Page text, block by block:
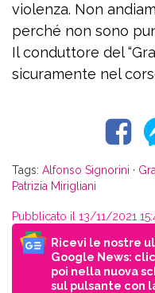
violenza. Non
perché non sono
Il conduttore del
sicuramente nel
Tags: Alfonso Signorini ·
Patrizia Mirigliani
Pubblicato il 13/11/2021
Ricevi le nostre
Google News:
poi nella nuova
sul pulsante con